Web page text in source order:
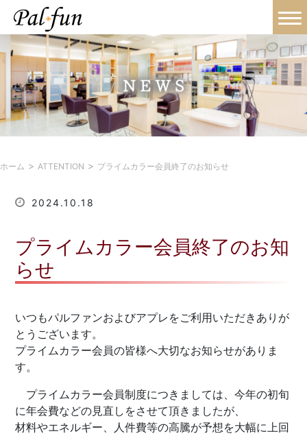
ホーム > ATTENTION > プライムカラー会員終了のお知らせ
2024.10.18
プライムカラー会員終了のお知
らせ
いつもパルファンおよびアプレをご利用いただきありが
とうございます。
プライムカラー会員の皆様へ大切なお知らせがありま
す。
プライムカラー会員制度につきましては、今年の初旬
に年会費などの見直しをさせて頂きましたが、
材料やエネルギー、人件費等の高騰が予想を大幅に上回